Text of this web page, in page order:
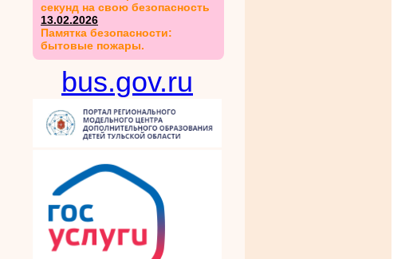
секунд на свою безопасность
13.02.2026
Памятка безопасности:
бытовые пожары.
bus.gov.ru